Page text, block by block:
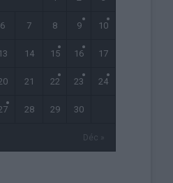
Déc »
6 7 8 9 10
14 15 16 17
21 22 23 24
28 29 30